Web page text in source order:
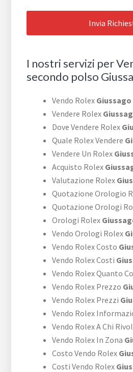
I nostri servizi per
secondo polso
Vendo Rolex Giussago
Vendere Rolex
Dove Vendere Rolex
Quale Rolex Vendere
Vendere Un Rolex
Acquisto Rolex
Valutazione Rolex
Quotazione Orologio
Quotazione Orologi
Orologi Rolex
Vendo Orologi Rolex
Vendo Rolex Costo
Vendo Rolex Costi
Vendo Rolex Quanto
Vendo Rolex Prezzo
Vendo Rolex Prezzi
Vendo Rolex
Vendo Rolex A Chi
Vendo Rolex In Zona
Costo Vendo Rolex
Costi Vendo Rolex